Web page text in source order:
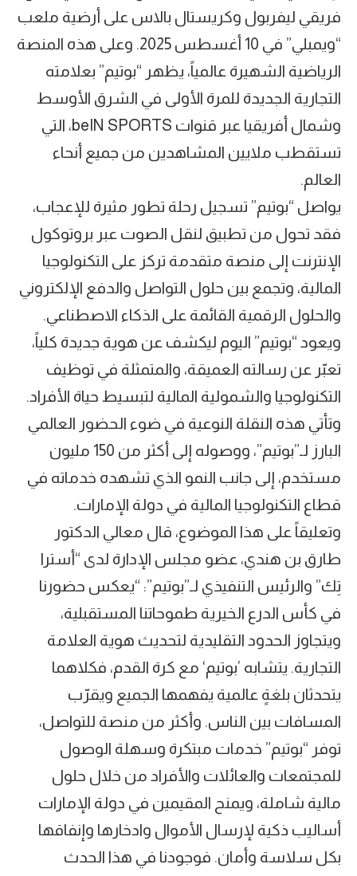
فريقي ليفربول وكريستال بالاس على أرضية ملعب
“ويمبلي” في 10 أغسطس 2025. وعلى هذه المنصة
الرياضية الشهيرة عالمياً، يظهر “بوتيم” بعلامته
التجارية الجديدة للمرة الأولى في الشرق الأوسط
وشمال أفريقيا عبر قنوات beIN SPORTS، التي
تستقطب ملايين المشاهدين من جميع أنحاء
العالم.
يواصل “بوتيم” تسجيل رحلة تطور مثيرة للإعجاب،
فقد تحول من تطبيق لنقل الصوت عبر بروتوكول
الإنترنت إلى منصة متقدمة تركز على التكنولوجيا
المالية، وتجمع بين حلول التواصل والدفع الإلكتروني
والحلول الرقمية القائمة على الذكاء الاصطناعي.
ويعود “بوتيم” اليوم ليكشف عن هوية جديدة كلياً،
تعبّر عن رسالته العميقة، والمتمثلة في توظيف
التكنولوجيا والشمولية المالية لتبسيط حياة الأفراد.
وتأتي هذه النقلة النوعية في ضوء الحضور العالمي
البارز لـ”بوتيم”، ووصوله إلى أكثر من 150 مليون
مستخدم، إلى جانب النمو الذي تشهده خدماته في
قطاع التكنولوجيا المالية في دولة الإمارات.
وتعليقاً على هذا الموضوع، قال معالي الدكتور
طارق بن هندي، عضو مجلس الإدارة لدى “أسترا
تِك” والرئيس التنفيذي لـ”بوتيم”: “يعكس حضورنا
في كأس الدرع الخيرية طموحاتنا المستقبلية،
ويتجاوز الحدود التقليدية لتحديث هوية العلامة
التجارية. يتشابه ’بوتيم‘ مع كرة القدم، فكلاهما
يتحدثان بلغةٍ عالمية يفهمها الجميع ويقرّب
المسافات بين الناس. وأكثر من منصة للتواصل،
توفر “بوتيم” خدمات مبتكرة وسهلة الوصول
للمجتمعات والعائلات والأفراد من خلال حلول
مالية شاملة، ويمنح المقيمين في دولة الإمارات
أساليب ذكية لإرسال الأموال وادخارها وإنفاقها
بكل سلاسة وأمان. فوجودنا في هذا الحدث